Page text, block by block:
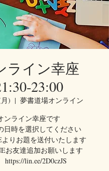
ライン幸座
23:00
)
  |
夢書道場オンライン
ンライン幸座です
日時を選択してください
りお題を送付いたします
お友達追加お願いします
lin.ee/2D0czJS